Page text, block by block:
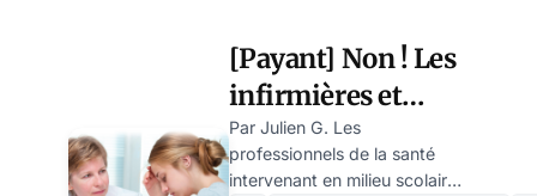
[Payant] Non ! Les
infirmières et
infirmiers
scolaires ne
Par Julien G. Les
professionnels de la santé
intervenant en milieu scolaire